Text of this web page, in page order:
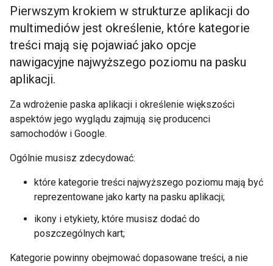
Pierwszym krokiem w strukturze aplikacji do
multimediów jest określenie, które kategorie
treści mają się pojawiać jako opcje
nawigacyjne najwyższego poziomu na pasku
aplikacji.
Za wdrożenie paska aplikacji i określenie większości
aspektów jego wyglądu zajmują się producenci
samochodów i Google.
Ogólnie musisz zdecydować:
które kategorie treści najwyższego poziomu mają być
reprezentowane jako karty na pasku aplikacji;
ikony i etykiety, które musisz dodać do
poszczególnych kart;
Kategorie powinny obejmować dopasowane treści, a nie